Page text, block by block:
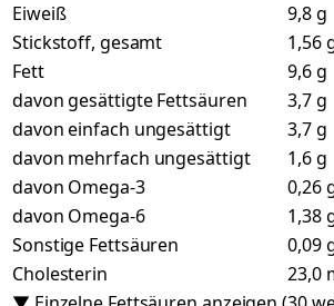
Eiweiß
9,8 g
Stickstoff, gesamt
1,56
Fett
9,6 g
davon gesättigte Fettsäuren
3,7 g
davon einfach ungesättigt
3,7 g
davon mehrfach ungesättigt
1,6 g
davon Omega-3
0,26
davon Omega-6
1,38
Sonstige Fettsäuren
0,09
Cholesterin
23,0